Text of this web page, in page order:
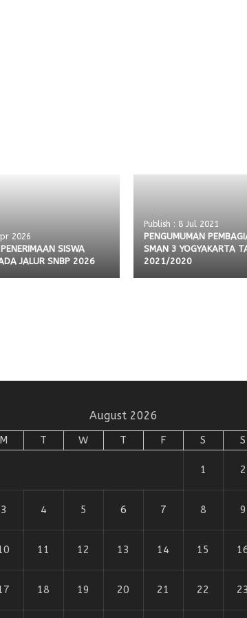
2026
SISWA
JALUR SNBP 2026
Publish : 8 Jul 2021
PENGUMUMAN
SMAN 3 YOGYAKARTA
2021/2020
August 2026
M T W T F S S
1 2
3 4 5 6 7 8 9
11 12 13 14 15
18 19 20 21 22 23